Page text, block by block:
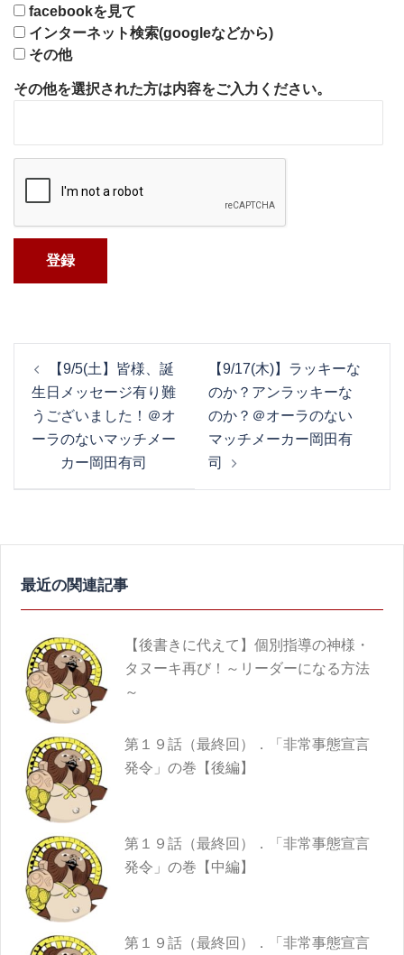
facebookを見て
インターネット検索(googleなどから)
その他
その他を選択された方は内容をご入力ください。
ナ
【9/5(土】皆様、誕
生日メッセージ有り難
うございました！＠オ
ーラのないマッチメー
カー岡田有司
【9/17(木)】ラッキーな
のか？アンラッキーな
のか？＠オーラのない
マッチメーカー岡田有
司
【後書きに代えて】個別指導の神様・
タヌーキ再び！～リーダーになる方法
～
第１９話（最終回）．「非常事態宣言
発令」の巻【後編】
第１９話（最終回）．「非常事態宣言
発令」の巻【中編】
第１９話（最終回）．「非常事態宣言